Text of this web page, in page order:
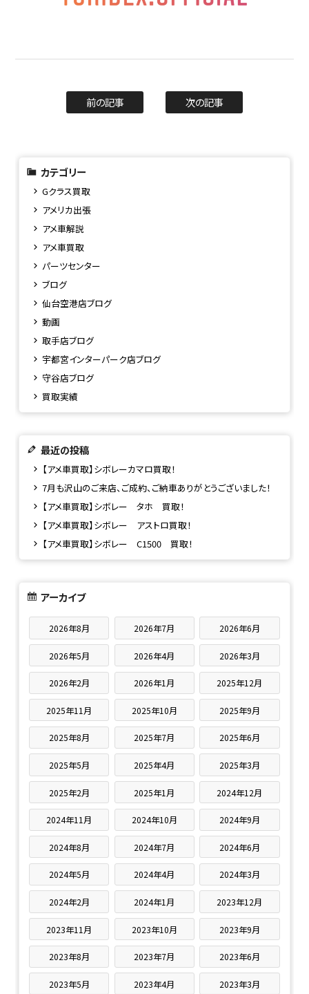
前の記事 次の記事
カテゴリー
Gクラス買取
アメリカ出張
アメ車解説
アメ車買取
パーツセンター
ブログ
仙台空港店ブログ
動画
取手店ブログ
宇都宮インターパーク店ブログ
守谷店ブログ
買取実績
最近の投稿
【アメ車買取】シボレーカマロ買取！
7月も沢山のご来店、ご成約、ご納車ありがとうございました！
【アメ車買取】シボレー タホ 買取！
【アメ車買取】シボレー アストロ買取！
【アメ車買取】シボレー C1500 買取！
アーカイブ
2026年8月 2026年7月 2026年6月
2026年5月 2026年4月 2026年3月
2026年2月 2026年1月 2025年12月
2025年11月 2025年10月 2025年9月
2025年8月 2025年7月 2025年6月
2025年5月 2025年4月 2025年3月
2025年2月 2025年1月 2024年12月
2024年11月 2024年10月 2024年9月
2024年8月 2024年7月 2024年6月
2024年5月 2024年4月 2024年3月
2024年2月 2024年1月 2023年12月
2023年11月 2023年10月 2023年9月
2023年8月 2023年7月 2023年6月
2023年5月 2023年4月 2023年3月